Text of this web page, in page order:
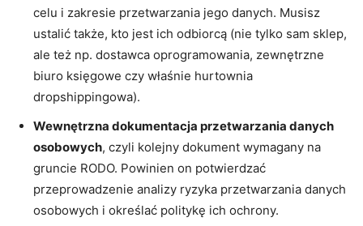
celu i zakresie przetwarzania jego danych. Musisz
ustalić także, kto jest ich odbiorcą (nie tylko sam sklep,
ale też np. dostawca oprogramowania, zewnętrzne
biuro księgowe czy właśnie hurtownia
dropshippingowa).
Wewnętrzna dokumentacja przetwarzania danych
osobowych, czyli kolejny dokument wymagany na
gruncie RODO. Powinien on potwierdzać
przeprowadzenie analizy ryzyka przetwarzania danych
osobowych i określać politykę ich ochrony.